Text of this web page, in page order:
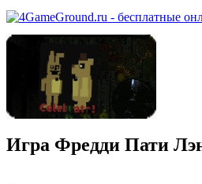
Игра Фредди Пати